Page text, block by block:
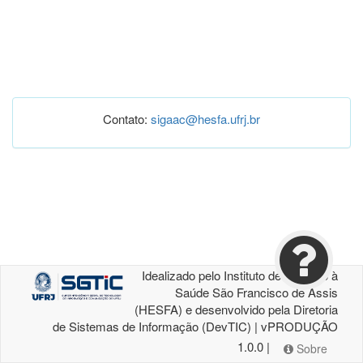
Contato: sigaac@hesfa.ufrj.br
Idealizado pelo Instituto de Atenção à
Saúde São Francisco de Assis
(HESFA) e desenvolvido pela Diretoria
de Sistemas de Informação (DevTIC) | vPRODUÇÃO
1.0.0 |
Sobre